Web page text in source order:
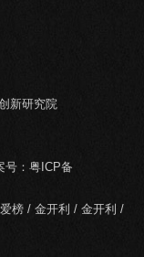
新研究院
： 粤ICP备
榜 / 金开利 / 金开利 /